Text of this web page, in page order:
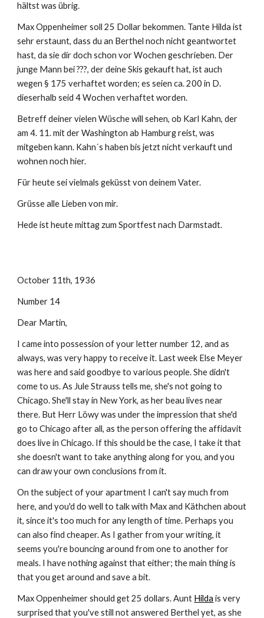
hältst was übrig.
Max Oppenheimer soll 25 Dollar bekommen. Tante Hilda ist
sehr erstaunt, dass du an Berthel noch nicht geantwortet
hast, da sie dir doch schon vor Wochen geschrieben. Der
junge Mann bei ???, der deine Skis gekauft hat, ist auch
wegen § 175 verhaftet worden; es seien ca. 200 in D.
dieserhalb seid 4 Wochen verhaftet worden.
Betreff deiner vielen Wüsche will sehen, ob Karl Kahn, der
am 4. 11. mit der Washington ab Hamburg reist, was
mitgeben kann. Kahn´s haben bis jetzt nicht verkauft und
wohnen noch hier.
Für heute sei vielmals geküsst von deinem Vater.
Grüsse alle Lieben von mir.
Hede ist heute mittag zum Sportfest nach Darmstadt.
October 11th, 1936
Number 14
Dear Martin,
I came into possession of your letter number 12, and as
always, was very happy to receive it. Last week Else Meyer
was here and said goodbye to various people. She didn't
come to us. As Jule Strauss tells me, she's not going to
Chicago. She'll stay in New York, as her beau lives near
there. But Herr Löwy was under the impression that she'd
go to Chicago after all, as the person offering the affidavit
does live in Chicago. If this should be the case, I take it that
she doesn't want to take anything along for you, and you
can draw your own conclusions from it.
On the subject of your apartment I can't say much from
here, and you'd do well to talk with Max and Käthchen about
it, since it's too much for any length of time. Perhaps you
can also find cheaper. As I gather from your writing, it
seems you're bouncing around from one to another for
meals. I have nothing against that either; the main thing is
that you get around and save a bit.
Max Oppenheimer should get 25 dollars. Aunt Hilda is very
surprised that you've still not answered Berthel yet, as she